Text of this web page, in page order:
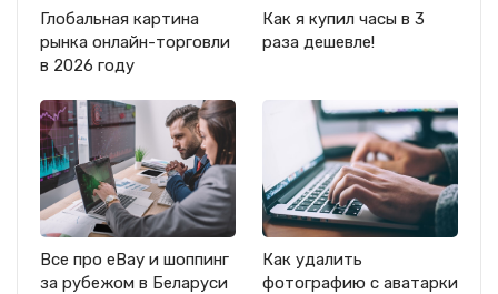
Глобальная картина
рынка онлайн-торговли
в 2026 году
Как я купил часы в 3
раза дешевле!
Все про eBay и шоппинг
за рубежом в Беларуси
Как удалить
фотографию с аватарки